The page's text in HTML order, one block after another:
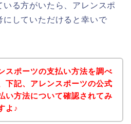
る方がいたら、アレンスポ
にしていただけると幸いで
スポーツの支払い方法を調べ
下記、アレンスポーツの公式
い方法について確認されてみ
よ♪